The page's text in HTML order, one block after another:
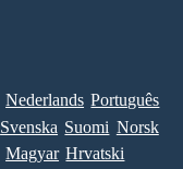
Nederlands Português
Svenska Suomi Norsk
Magyar Hrvatski